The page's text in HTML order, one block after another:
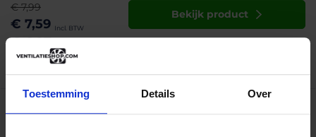
Toestemming Details Over
€ 7,59
€ 6,27
€ 7,99
Bekijk product
- 5%